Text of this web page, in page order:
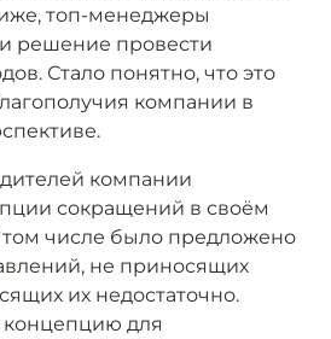
топ-менеджеры
решение провести
Стало понятно, что это
компании в
компании
сокращений в своём
числе было предложено
не приносящих
их недостаточно.
концепцию для